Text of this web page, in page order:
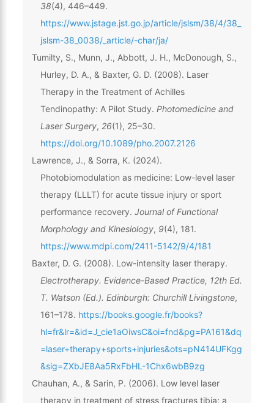
38(4), 446–449.
https://www.jstage.jst.go.jp/article/jslsm/38/4/38_
jslsm-38_0038/_article/-char/ja/
Tumilty, S., Munn, J., Abbott, J. H., McDonough, S.,
Hurley, D. A., & Baxter, G. D. (2008). Laser
Therapy in the Treatment of Achilles
Tendinopathy: A Pilot Study. Photomedicine and
Laser Surgery, 26(1), 25–30.
https://doi.org/10.1089/pho.2007.2126
Lawrence, J., & Sorra, K. (2024).
Photobiomodulation as medicine: Low-level laser
therapy (LLLT) for acute tissue injury or sport
performance recovery. Journal of Functional
Morphology and Kinesiology, 9(4), 181.
https://www.mdpi.com/2411-5142/9/4/181
Baxter, D. G. (2008). Low-intensity laser therapy.
Electrotherapy. Evidence-Based Practice, 12th Ed.
T. Watson (Ed.). Edinburgh: Churchill Livingstone,
161–178. https://books.google.fr/books?
hl=fr&lr=&id=J_cie1aOiwsC&oi=fnd&pg=PA161&dq
=laser+therapy+sports+injuries&ots=pN414UFKgg
&sig=ZXbJE8Aa5RxFbHL-1Chx6wbB9zg
Chauhan, A., & Sarin, P. (2006). Low level laser
therapy in treatment of stress fractures tibia: a